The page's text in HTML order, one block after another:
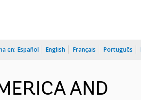
en: Español English Français Português
AND